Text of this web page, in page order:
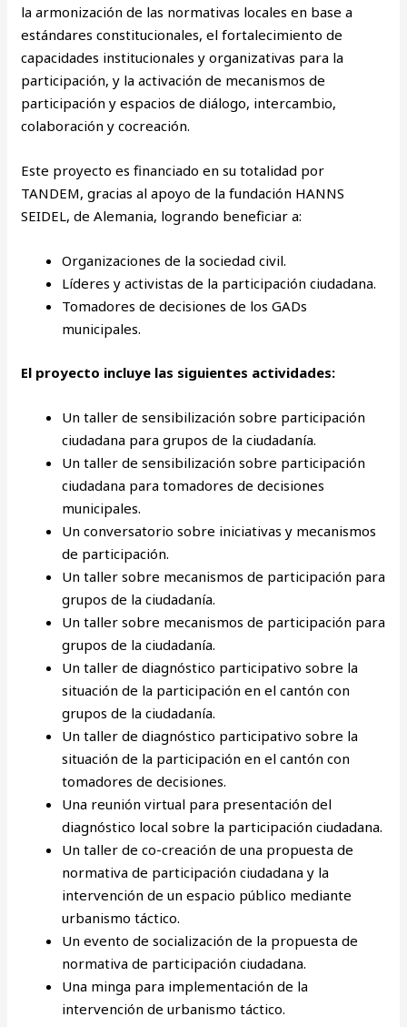
la armonización de las normativas locales en base a
estándares constitucionales, el fortalecimiento de
capacidades institucionales y organizativas para la
participación, y la activación de mecanismos de
participación y espacios de diálogo, intercambio,
colaboración y cocreación.
Este proyecto es financiado en su totalidad por
TANDEM, gracias al apoyo de la fundación HANNS
SEIDEL, de Alemania, logrando beneficiar a:
Organizaciones de la sociedad civil.
Líderes y activistas de la participación ciudadana.
Tomadores de decisiones de los GADs
municipales.
El proyecto incluye las siguientes actividades:
Un taller de sensibilización sobre participación
ciudadana para grupos de la ciudadanía.
Un taller de sensibilización sobre participación
ciudadana para tomadores de decisiones
municipales.
Un conversatorio sobre iniciativas y mecanismos
de participación.
Un taller sobre mecanismos de participación para
grupos de la ciudadanía.
Un taller sobre mecanismos de participación para
grupos de la ciudadanía.
Un taller de diagnóstico participativo sobre la
situación de la participación en el cantón con
grupos de la ciudadanía.
Un taller de diagnóstico participativo sobre la
situación de la participación en el cantón con
tomadores de decisiones.
Una reunión virtual para presentación del
diagnóstico local sobre la participación ciudadana.
Un taller de co-creación de una propuesta de
normativa de participación ciudadana y la
intervención de un espacio público mediante
urbanismo táctico.
Un evento de socialización de la propuesta de
normativa de participación ciudadana.
Una minga para implementación de la
intervención de urbanismo táctico.